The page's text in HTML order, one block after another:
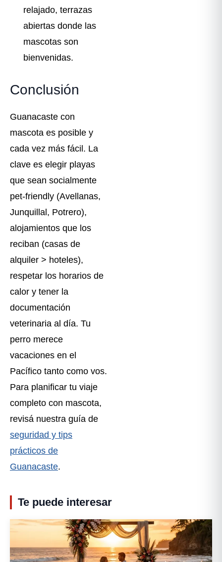
relajado, terrazas
abiertas donde las
mascotas son
bienvenidas.
Conclusión
Guanacaste con
mascota es posible y
cada vez más fácil. La
clave es elegir playas
que sean socialmente
pet-friendly (Avellanas,
Junquillal, Potrero),
alojamientos que los
reciban (casas de
alquiler > hoteles),
respetar los horarios de
calor y tener la
documentación
veterinaria al día. Tu
perro merece
vacaciones en el
Pacífico tanto como vos.
Para planificar tu viaje
completo con mascota,
revisá nuestra guía de
seguridad y tips
prácticos de
Guanacaste.
Te puede interesar